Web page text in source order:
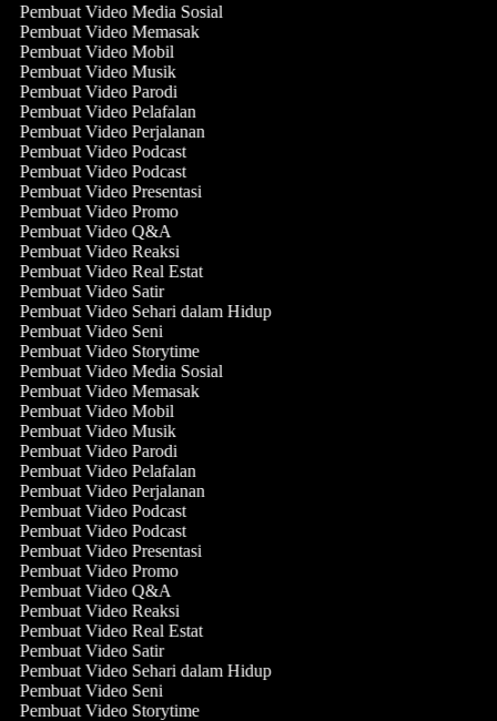
Pembuat Video Media Sosial
Pembuat Video Memasak
Pembuat Video Mobil
Pembuat Video Musik
Pembuat Video Parodi
Pembuat Video Pelafalan
Pembuat Video Perjalanan
Pembuat Video Podcast
Pembuat Video Podcast
Pembuat Video Presentasi
Pembuat Video Promo
Pembuat Video Q&A
Pembuat Video Reaksi
Pembuat Video Real Estat
Pembuat Video Satir
Pembuat Video Sehari dalam Hidup
Pembuat Video Seni
Pembuat Video Storytime
Pembuat Video Media Sosial
Pembuat Video Memasak
Pembuat Video Mobil
Pembuat Video Musik
Pembuat Video Parodi
Pembuat Video Pelafalan
Pembuat Video Perjalanan
Pembuat Video Podcast
Pembuat Video Podcast
Pembuat Video Presentasi
Pembuat Video Promo
Pembuat Video Q&A
Pembuat Video Reaksi
Pembuat Video Real Estat
Pembuat Video Satir
Pembuat Video Sehari dalam Hidup
Pembuat Video Seni
Pembuat Video Storytime